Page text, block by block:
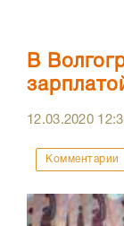
В
12.03.2020
Комментарии